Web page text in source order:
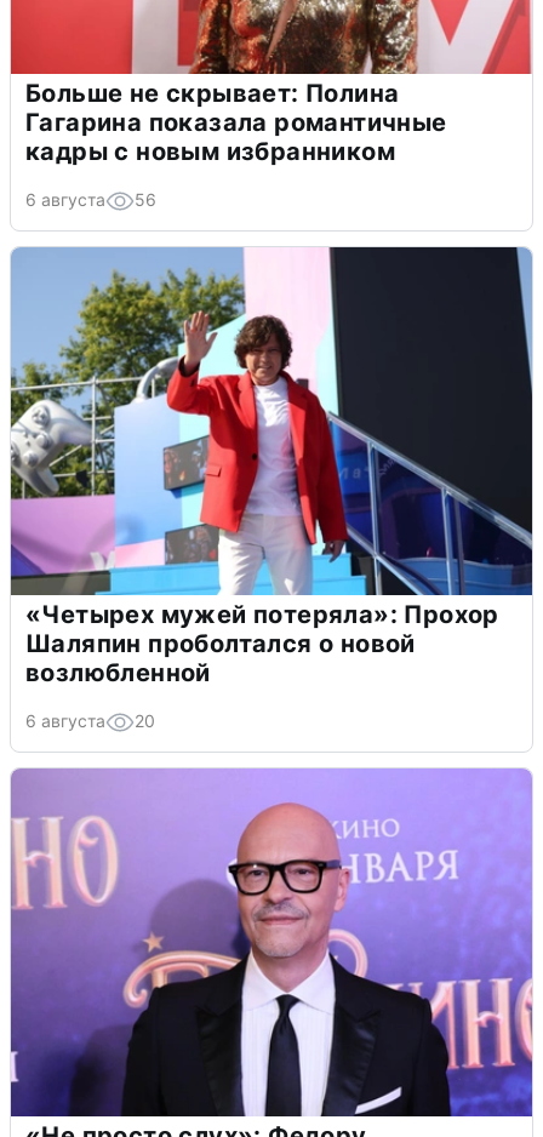
Больше не скрывает: Полина
Гагарина показала романтичные
кадры с новым избранником
6 августа 56
«Четырех мужей потеряла»: Прохор
Шаляпин проболтался о новой
возлюбленной
6 августа 20